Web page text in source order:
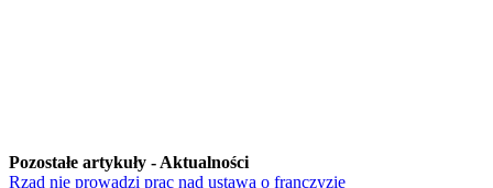
Pozostałe artykuły - Aktualności
Rząd nie prowadzi prac nad ustawą o franczyzie